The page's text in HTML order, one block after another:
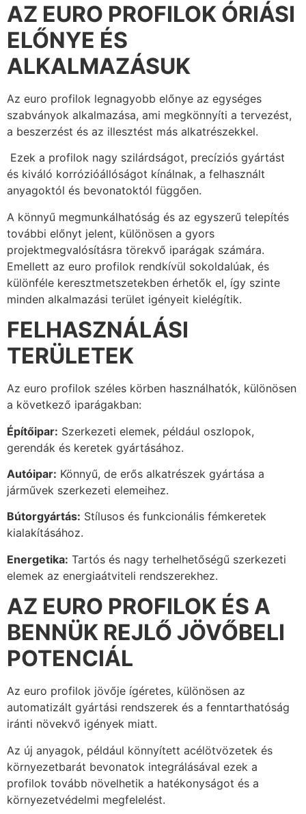
AZ EURO PROFILOK ÓRIÁSI
ELŐNYE ÉS
ALKALMAZÁSUK
Az euro profilok legnagyobb előnye az egységes
szabványok alkalmazása, ami megkönnyíti a tervezést,
a beszerzést és az illesztést más alkatrészekkel.
Ezek a profilok nagy szilárdságot, precíziós gyártást
és kiváló korrózióállóságot kínálnak, a felhasznált
anyagoktól és bevonatoktól függően.
A könnyű megmunkálhatóság és az egyszerű telepítés
további előnyt jelent, különösen a gyors
projektmegvalósításra törekvő iparágak számára.
Emellett az euro profilok rendkívül sokoldalúak, és
különféle keresztmetszetekben érhetők el, így szinte
minden alkalmazási terület igényeit kielégítik.
FELHASZNÁLÁSI
TERÜLETEK
Az euro profilok széles körben használhatók, különösen
a következő iparágakban:
Építőipar: Szerkezeti elemek, például oszlopok,
gerendák és keretek gyártásához.
Autóipar: Könnyű, de erős alkatrészek gyártása a
járművek szerkezeti elemeihez.
Bútorgyártás: Stílusos és funkcionális fémkeretek
kialakításához.
Energetika: Tartós és nagy terhelhetőségű szerkezeti
elemek az energiaátviteli rendszerekhez.
AZ EURO PROFILOK ÉS A
BENNÜK REJLŐ JÖVŐBELI
POTENCIÁL
Az euro profilok jövője ígéretes, különösen az
automatizált gyártási rendszerek és a fenntarthatóság
iránti növekvő igények miatt.
Az új anyagok, például könnyített acélötvözetek és
környezetbarát bevonatok integrálásával ezek a
profilok tovább növelhetik a hatékonyságot és a
környezetvédelmi megfelelést.